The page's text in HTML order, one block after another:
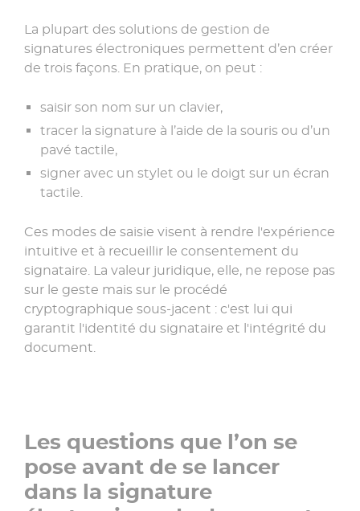
La plupart des solutions de gestion de
signatures électroniques permettent d’en créer
de trois façons. En pratique, on peut :
saisir son nom sur un clavier,
tracer la signature à l’aide de la souris ou d’un
pavé tactile,
signer avec un stylet ou le doigt sur un écran
tactile.
Ces modes de saisie visent à rendre l'expérience
intuitive et à recueillir le consentement du
signataire. La valeur juridique, elle, ne repose pas
sur le geste mais sur le procédé
cryptographique sous-jacent : c'est lui qui
garantit l'identité du signataire et l'intégrité du
document.
Les questions que l’on se
pose avant de se lancer
dans la signature